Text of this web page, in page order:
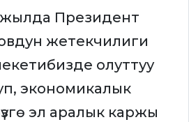
Президент
жетекчилиги
олуттуу
экономикалык
эл аралык каржы